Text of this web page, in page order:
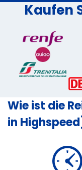
Kaufen
Wie ist die
in